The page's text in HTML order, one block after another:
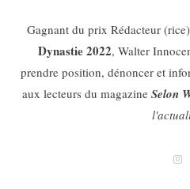
Gagnant du prix Rédacteur
Dynastie 2022, Walter
prendre position, dénoncer et
aux lecteurs du magazine Selon
I